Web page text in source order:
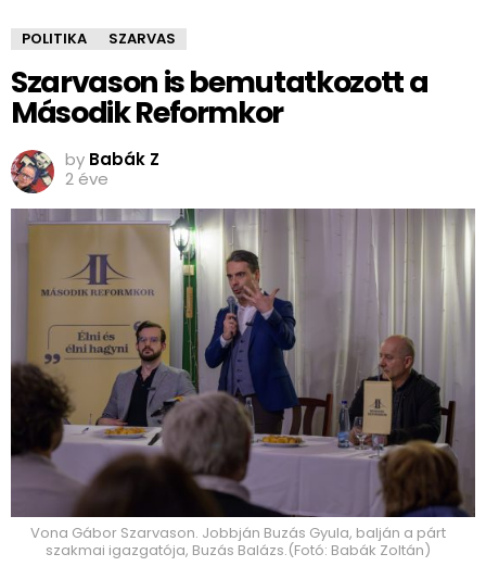
POLITIKA SZARVAS
Szarvason is bemutatkozott a
Második Reformkor
by Babák Z
2 éve
Vona Gábor Szarvason. Jobbján Buzás Gyula, balján a párt
szakmai igazgatója, Buzás Balázs.(Fotó: Babák Zoltán)